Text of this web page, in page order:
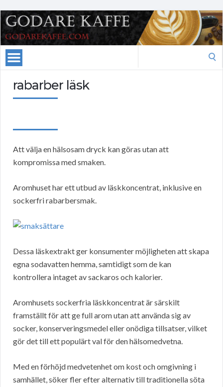
rabarber läsk
Att välja en hälsosam dryck kan göras utan att
kompromissa med smaken.
Aromhuset har ett utbud av läskkoncentrat, inklusive en
sockerfri rabarbersmak.
Dessa läskextrakt ger konsumenter möjligheten att skapa
egna sodavatten hemma, samtidigt som de kan
kontrollera intaget av sackaros och kalorier.
Aromhusets sockerfria läskkoncentrat är särskilt
framställt för att ge full arom utan att använda sig av
socker, konserveringsmedel eller onödiga tillsatser, vilket
gör det till ett populärt val för den hälsomedvetna.
Med en förhöjd medvetenhet om kost och omgivning i
samhället, söker fler efter alternativ till traditionella söta